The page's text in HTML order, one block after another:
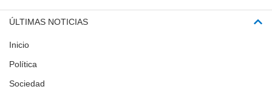
ÚLTIMAS NOTICIAS
Inicio
Política
Sociedad